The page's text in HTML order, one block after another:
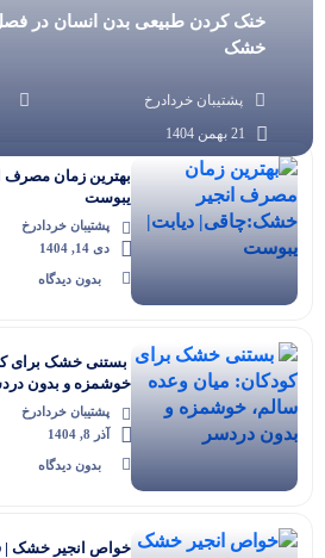
‫خنک کردن طبیعی بدن انسان در فصل
خشک
پشتیبان خردادرخ
21 بهمن 1404
بهترین زمان مصرف
یبوست
پشتیبان خردادرخ
دی 14, 1404
بدون دیدگاه
بستنی خشک برای
خوشمزه و بدون
پشتیبان خردادرخ
آذر 8, 1404
بدون دیدگاه
خواص انجیر خشک |